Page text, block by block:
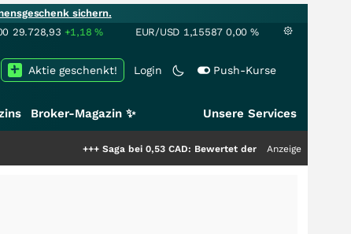
sichern.
29.728,93 +1,18% EUR/USD 1,15587 0,00 %
Login Push-Kurse
Aktie geschenkt!
Broker-Magazin ✨ Unsere Services
Saga bei 0,53 CAD: Bewertet der Markt noch immer nur die
Anzeige